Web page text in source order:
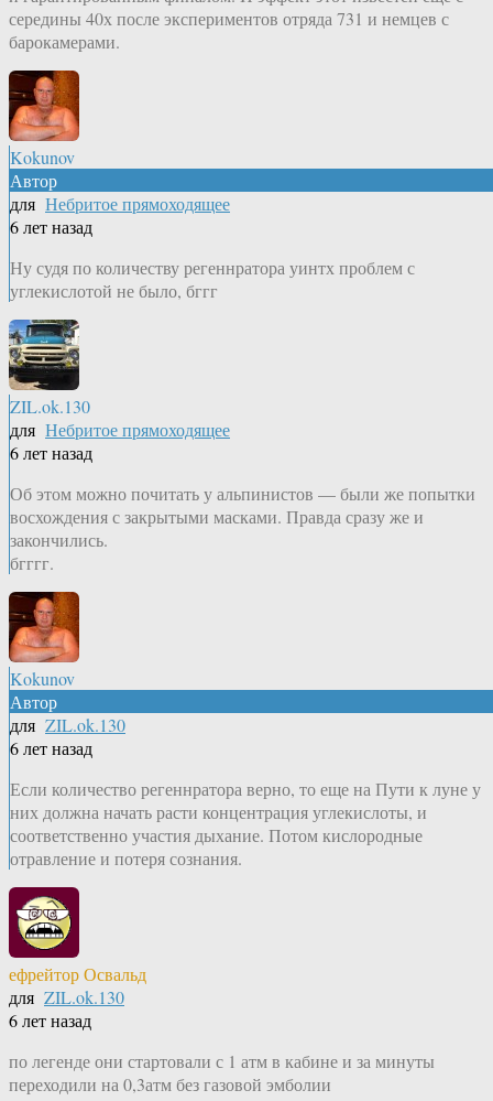
середины 40х после экспериментов отряда 731 и немцев с
барокамерами.
Kokunov
Автор
для Небритое прямоходящее
6 лет назад
Ну судя по количеству регеннратора уинтх проблем с
углекислотой не было, бггг
ZIL.ok.130
для Небритое прямоходящее
6 лет назад
Об этом можно почитать у альпинистов — были же попытки
восхождения с закрытыми масками. Правда сразу же и
закончились.
бгггг.
Kokunov
Автор
для ZIL.ok.130
6 лет назад
Если количество регеннратора верно, то еще на Пути к луне у
них должна начать расти концентрация углекислоты, и
соответственно участия дыхание. Потом кислородные
отравление и потеря сознания.
ефрейтор Освальд
для ZIL.ok.130
6 лет назад
по легенде они стартовали с 1 атм в кабине и за минуты
переходили на 0,3атм без газовой эмболии